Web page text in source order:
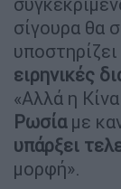
σίγουρα θα
ειρηνικές
«Αλλά η Κίνα
Ρωσίαμε
υπάρξει
μορφή».